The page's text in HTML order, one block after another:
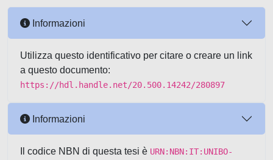
Informazioni
Utilizza questo identificativo per citare o creare un link
a questo documento:
https://hdl.handle.net/20.500.14242/280897
Informazioni
Il codice NBN di questa tesi è URN:NBN:IT:UNIBO-